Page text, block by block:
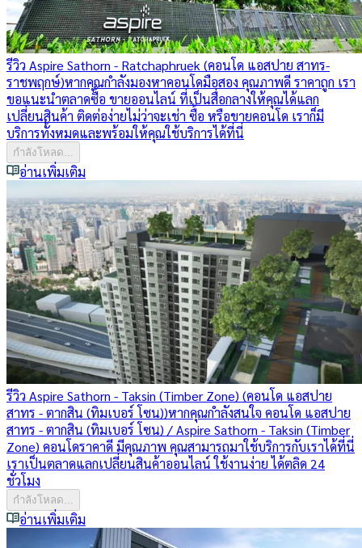
รีวิว Aspire Sathorn - Ratchaphruek (คอนโด แอสปาย สาทร-
ราชพฤกษ์)หากคุณกำลังมองหาคอนโดมือสอง คุณภาพดี ราคาถูก เรา
ขอแนะนำตลาดซื้อ ขายออนไลน์ ที่เป็นสื่อกลางให้คุณได้แลก
เปลี่ยนสินค้า ติดต่อง่ายไม่ว่าจะเช่า ซื้อ หรือขายคอนโด เราก็มี
บริการทั้งหมดและพร้อมให้คุณใช้บริการได้ที่นี่
กำลังโหลด...
อ่านเพิ่มเติม
รีวิว Aspire Sathorn - Taksin (Timber Zone) (คอนโด แอสปาย
สาทร - ตากสิน (ทิมเบอร์ โซน))หากคุณกำลังสนใจ คอนโด แอสปาย
สาทร - ตากสิน (ทิมเบอร์ โซน) / Aspire Sathorn - Taksin (Timber
Zone) คอนโดราคาดี มีคุณภาพ คุณสามารถมาใช้บริการกับเราได้ที่นี่
เราเป็นตลาดแลกเปลี่ยนสินค้าออนไลน์ ใช้งานง่าย ได้ตลิด 24
ชั่วโมง
กำลังโหลด...
อ่านเพิ่มเติม